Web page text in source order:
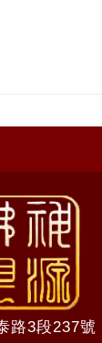
路3段237號